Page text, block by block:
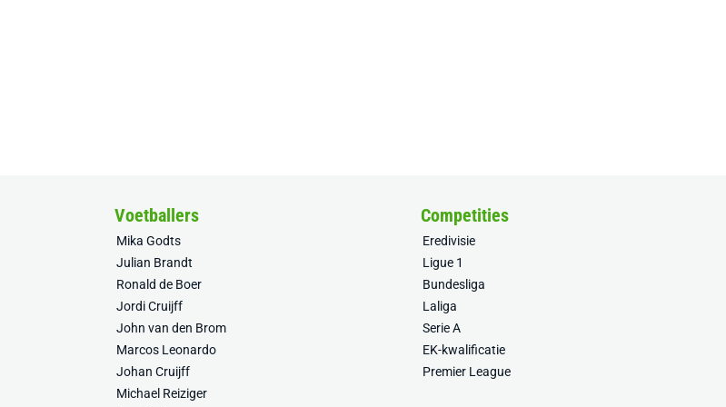
Voetballers
Mika Godts
Julian Brandt
Ronald de Boer
Jordi Cruijff
John van den Brom
Marcos Leonardo
Johan Cruijff
Michael Reiziger
Competities
Eredivisie
Ligue 1
Bundesliga
Laliga
Serie A
EK-kwalificatie
Premier League